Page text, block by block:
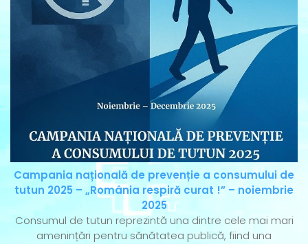
Campania națională de prevenție a consumului de
tutun 2025 – „România respiră curat !” – noiembrie
2025
Consumul de tutun reprezintă una dintre cele mai mari
amenințări pentru sănătatea publică, fiind una